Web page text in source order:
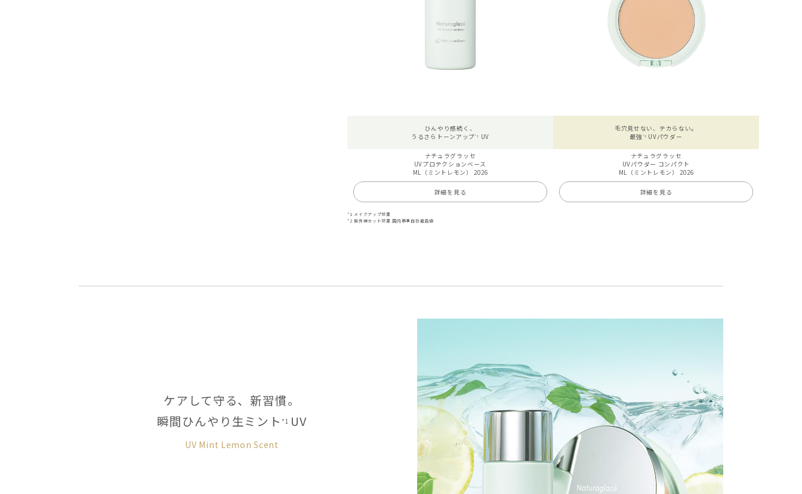
ひんやり感続く、
うるさらトーンアップ*1 UV
毛穴見せない、テカらない。
最強 *2 UVパウダー
ナチュラグラッセ
UVプロテクションベース
ML（ミントレモン） 2026
ナチュラグラッセ
UVパウダー コンパクト
ML（ミントレモン） 2026
詳細を見る 詳細を見る
*1 メイクアップ効果
*2 紫外線カット効果 国内基準自社最高値
ケアして守る、新習慣。
瞬間ひんやり生ミント*1 UV
UV Mint Lemon Scent